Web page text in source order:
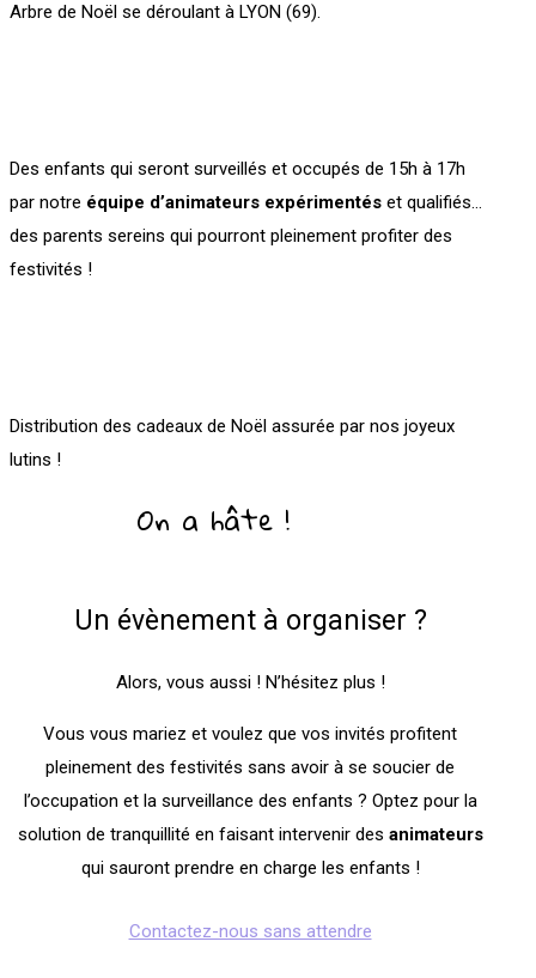
Arbre de Noël se déroulant à LYON (69).
Des enfants qui seront surveillés et occupés de 15h à 17h
par notre équipe d’animateurs expérimentés et qualifiés…
des parents sereins qui pourront pleinement profiter des
festivités !
Distribution des cadeaux de Noël assurée par nos joyeux
lutins !
On a hâte !
Un évènement à organiser ?
Alors, vous aussi ! N’hésitez plus !
Vous vous mariez et voulez que vos invités profitent
pleinement des festivités sans avoir à se soucier de
l’occupation et la surveillance des enfants ? Optez pour la
solution de tranquillité en faisant intervenir des animateurs
qui sauront prendre en charge les enfants !
Contactez-nous sans attendre